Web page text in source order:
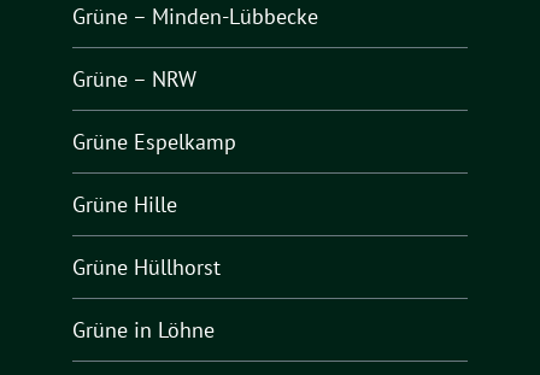
Grüne – Minden-Lübbecke
Grüne – NRW
Grüne Espelkamp
Grüne Hille
Grüne Hüllhorst
Grüne in Löhne